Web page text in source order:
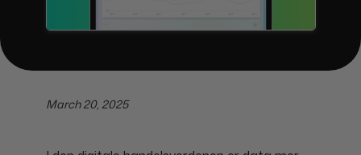
March 20, 2025